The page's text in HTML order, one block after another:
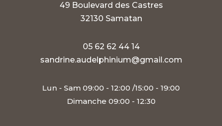
49 Boulevard des Castres
32130 Samatan
05 62 62 44 14
sandrine.audelphinium@gmail.com
Lun - Sam 09:00 - 12:00 /15:00 - 19:00
Dimanche 09:00 - 12:30